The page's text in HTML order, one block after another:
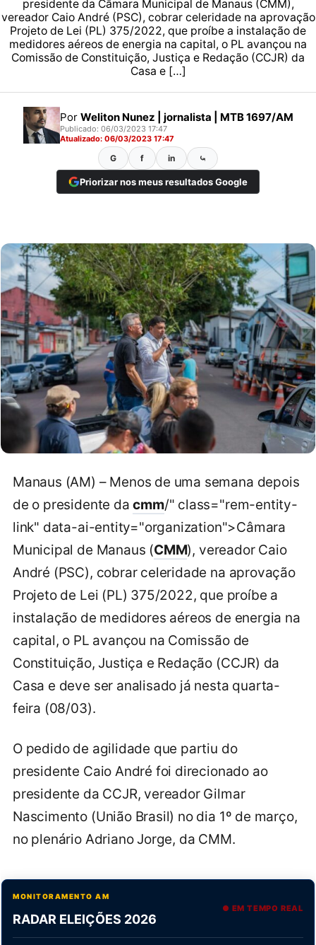
presidente da Câmara Municipal de Manaus (CMM),
vereador Caio André (PSC), cobrar celeridade na aprovação
Projeto de Lei (PL) 375/2022, que proíbe a instalação de
medidores aéreos de energia na capital, o PL avançou na
Comissão de Constituição, Justiça e Redação (CCJR) da
Casa e […]
Por Weliton Nunez | jornalista | MTB 1697/AM
Publicado: 06/03/2023 17:47
Atualizado: 06/03/2023 17:47
G f in ⤿
Priorizar nos meus resultados Google
Manaus (AM) – Menos de uma semana depois
de o presidente dacmm/" class="rem-entity-
link" data-ai-entity="organization">Câmara
Municipal de Manaus (CMM), vereador Caio
André (PSC), cobrar celeridade na aprovação
Projeto de Lei (PL) 375/2022, que proíbe a
instalação de medidores aéreos de energia na
capital, o PL avançou na Comissão de
Constituição, Justiça e Redação (CCJR) da
Casa e deve ser analisado já nesta quarta-
feira (08/03).
O pedido de agilidade que partiu do
presidente Caio André foi direcionado ao
presidente da CCJR, vereador Gilmar
Nascimento (União Brasil) no dia 1º de março,
no plenário Adriano Jorge, da CMM.
MONITORAMENTO AM
RADAR ELEIÇÕES 2026
● EM TEMPO REAL